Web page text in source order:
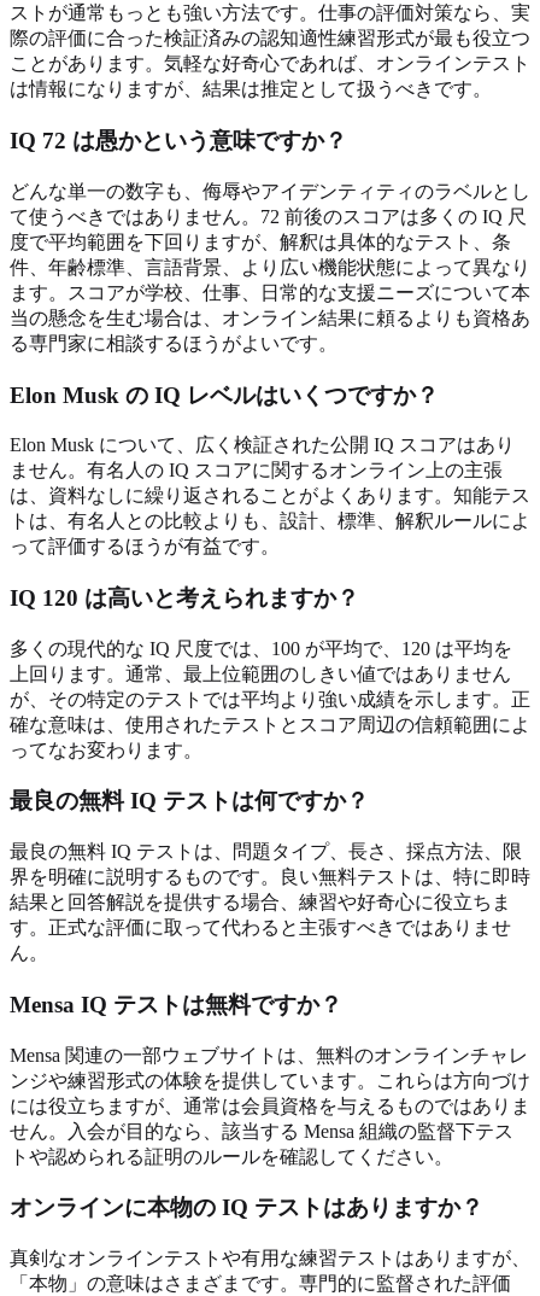
ストが通常もっとも強い方法です。仕事の評価対策なら、実
際の評価に合った検証済みの認知適性練習形式が最も役立つ
ことがあります。気軽な好奇心であれば、オンラインテスト
は情報になりますが、結果は推定として扱うべきです。
IQ 72 は愚かという意味ですか？
どんな単一の数字も、侮辱やアイデンティティのラベルとし
て使うべきではありません。72 前後のスコアは多くの IQ 尺
度で平均範囲を下回りますが、解釈は具体的なテスト、条
件、年齢標準、言語背景、より広い機能状態によって異なり
ます。スコアが学校、仕事、日常的な支援ニーズについて本
当の懸念を生む場合は、オンライン結果に頼るよりも資格あ
る専門家に相談するほうがよいです。
Elon Musk の IQ レベルはいくつですか？
Elon Musk について、広く検証された公開 IQ スコアはあり
ません。有名人の IQ スコアに関するオンライン上の主張
は、資料なしに繰り返されることがよくあります。知能テス
トは、有名人との比較よりも、設計、標準、解釈ルールによ
って評価するほうが有益です。
IQ 120 は高いと考えられますか？
多くの現代的な IQ 尺度では、100 が平均で、120 は平均を
上回ります。通常、最上位範囲のしきい値ではありません
が、その特定のテストでは平均より強い成績を示します。正
確な意味は、使用されたテストとスコア周辺の信頼範囲によ
ってなお変わります。
最良の無料 IQ テストは何ですか？
最良の無料 IQ テストは、問題タイプ、長さ、採点方法、限
界を明確に説明するものです。良い無料テストは、特に即時
結果と回答解説を提供する場合、練習や好奇心に役立ちま
す。正式な評価に取って代わると主張すべきではありませ
ん。
Mensa IQ テストは無料ですか？
Mensa 関連の一部ウェブサイトは、無料のオンラインチャレ
ンジや練習形式の体験を提供しています。これらは方向づけ
には役立ちますが、通常は会員資格を与えるものではありま
せん。入会が目的なら、該当する Mensa 組織の監督下テス
トや認められる証明のルールを確認してください。
オンラインに本物の IQ テストはありますか？
真剣なオンラインテストや有用な練習テストはありますが、
「本物」の意味はさまざまです。専門的に監督された評価